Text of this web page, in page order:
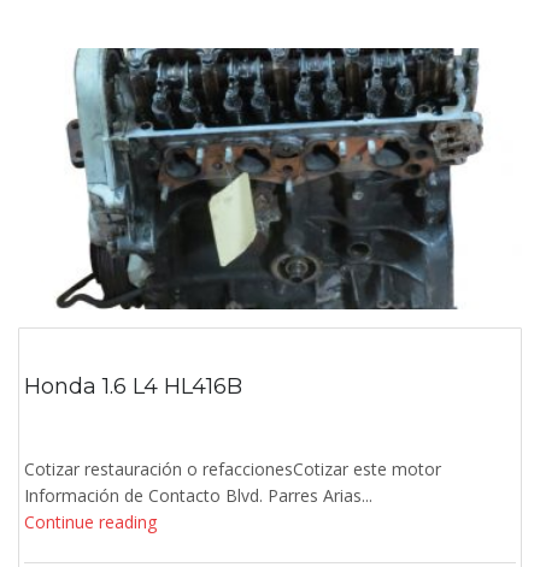
Honda 1.6 L4 HL416B
Cotizar restauración o refaccionesCotizar este motor
Información de Contacto Blvd. Parres Arias...
Continue reading